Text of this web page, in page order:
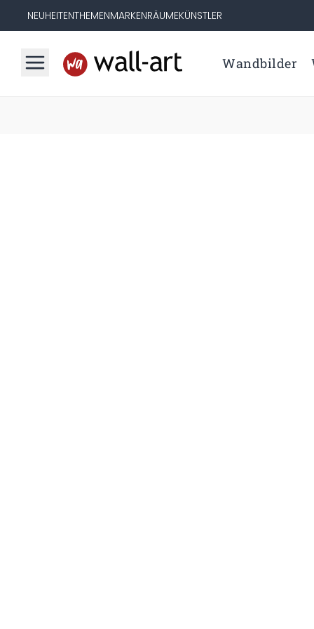
NEUHEITENTHEMENMARKENRÄUMEKÜNSTLER
Wandbilder